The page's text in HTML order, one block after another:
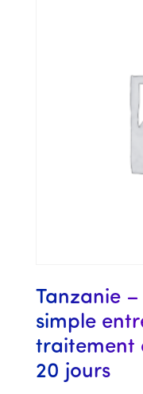
Tanzanie –
simple
traitement
20 jours